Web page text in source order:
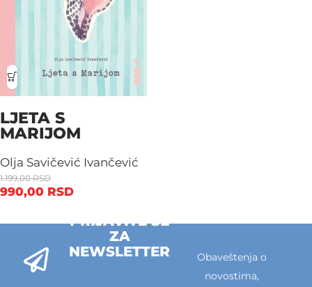
LJETA S
MARIJOM
Olja Savičević Ivančević
1.199,00RSD
990,00 RSD
PRIJAVITE SE
ZA
NEWSLETTER
Obaveštenja o
novostima,